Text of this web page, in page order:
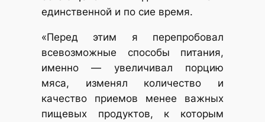
единственной и по сие время.
«Перед этим я перепробовал
всевозможные способы питания,
именно — увеличивал порцию
мяса, изменял количество и
качество приемов менее важных
пищевых продуктов, к которым